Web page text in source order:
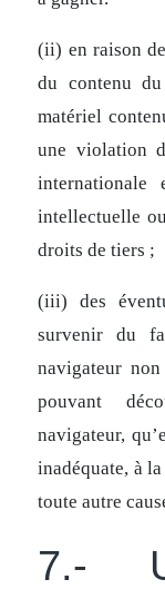
(ii) en raison
du contenu
matériel
une violation
intellectuelle
droits de tiers ;
(iii) des
survenir du
navigateur
pouvant
navigateur,
inadéquate, à
toute autre
7.-